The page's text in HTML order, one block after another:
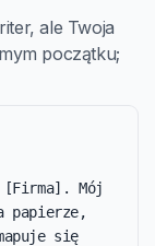
ale Twoja
początku;
[Firma]. Mój
papierze,
się